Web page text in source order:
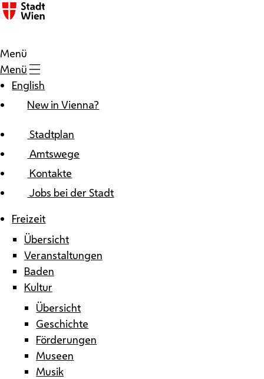
Zum Inhalt
Menü
Menü
English
New in Vienna?
Stadtplan
Amtswege
Kontakte
Jobs bei der Stadt
Freizeit
Übersicht
Veranstaltungen
Baden
Kultur
Übersicht
Geschichte
Förderungen
Museen
Musik